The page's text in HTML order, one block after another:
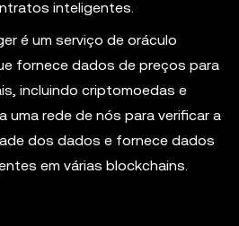
inteligentes.
é um serviço de oráculo
fornece dados de preços para
incluindo criptomoedas e
uma rede de nós para verificar a
dos dados e fornece dados
em várias blockchains.